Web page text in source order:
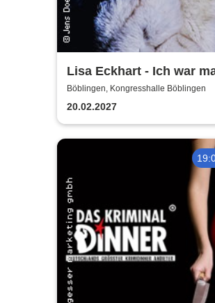
Lisa Eckhart - Ich war
Böblingen, Kongresshalle Böblingen
20.02.2027